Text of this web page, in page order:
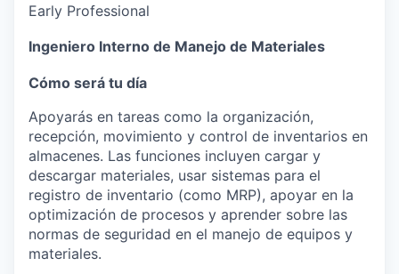
Early Professional
Ingeniero Interno de Manejo de Materiales
Cómo será tu día
Apoyarás en tareas como la organización,
recepción, movimiento y control de inventarios en
almacenes. Las funciones incluyen cargar y
descargar materiales, usar sistemas para el
registro de inventario (como MRP), apoyar en la
optimización de procesos y aprender sobre las
normas de seguridad en el manejo de equipos y
materiales.